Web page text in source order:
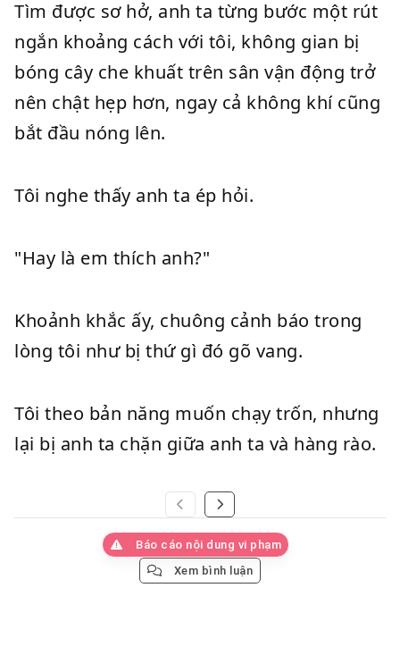
Tìm được sơ hở, anh ta từng bước một rút
ngắn khoảng cách với tôi, không gian bị
bóng cây che khuất trên sân vận động trở
nên chật hẹp hơn, ngay cả không khí cũng
bắt đầu nóng lên.
Tôi nghe thấy anh ta ép hỏi.
"Hay là em thích anh?"
Khoảnh khắc ấy, chuông cảnh báo trong
lòng tôi như bị thứ gì đó gõ vang.
Tôi theo bản năng muốn chạy trốn, nhưng
lại bị anh ta chặn giữa anh ta và hàng rào.
Báo cáo nội dung vi phạm
Xem bình luận